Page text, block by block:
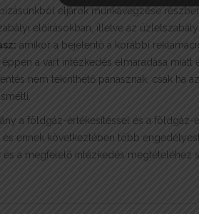
eljárók munkavégzése
előírásokban, illetve az
amikor a bejelentő a korábbi
éppen a várt intézkedés elmaradása
nem tekinthető panasznak, csak ha
a földgáz-értékesítéssel és a
és ennek következtében több
és a megfelelő intézkedés megtételéhez